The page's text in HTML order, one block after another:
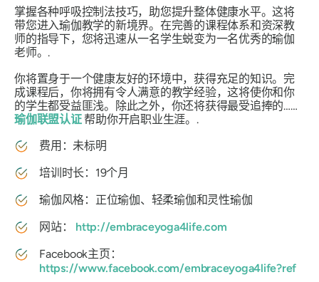
掌握各种呼吸控制法技巧，助您提升整体健康水平。这将
带您进入瑜伽教学的新境界。在完善的课程体系和资深教
师的指导下，您将迅速从一名学生蜕变为一名优秀的瑜伽
老师。.
你将置身于一个健康友好的环境中，获得充足的知识。完
成课程后，你将拥有令人满意的教学经验，这将使你和你
的学生都受益匪浅。除此之外，你还将获得最受追捧的……
瑜伽联盟认证帮助你开启职业生涯。.
费用：未标明
培训时长：19个月
瑜伽风格：正位瑜伽、轻柔瑜伽和灵性瑜伽
网站： http://embraceyoga4life.com
Facebook主页：
https://www.facebook.com/embraceyoga4life?ref